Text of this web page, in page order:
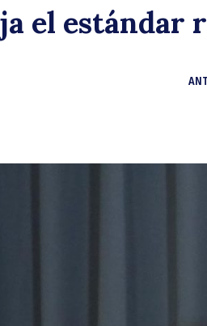
el estándar